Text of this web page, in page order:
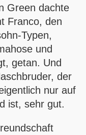
Green dachte
Franco, den
Typen,
und
getan. Und
der
nur auf
ist, sehr gut.